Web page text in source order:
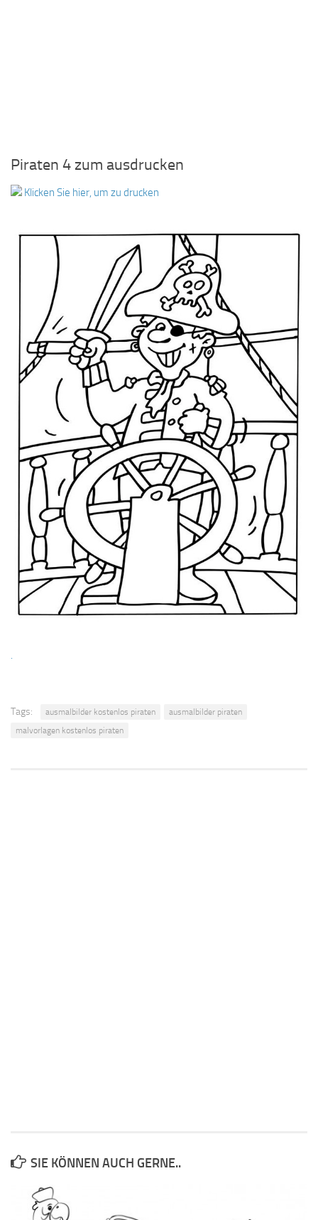
Piraten 4 zum ausdrucken
Klicken Sie hier, um zu drucken
.
Tags: ausmalbilder kostenlos piraten
ausmalbilder piraten
malvorlagen kostenlos piraten
SIE KÖNNEN AUCH GERNE..